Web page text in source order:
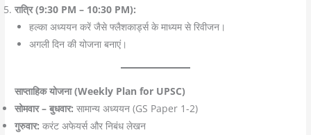
रात्रि (9:30 PM – 10:30 PM):
हल्का अध्ययन करें जैसे फ्लैशकार्ड्स के माध्यम से रिवीजन।
अगली दिन की योजना बनाएं।
साप्ताहिक योजना (Weekly Plan for UPSC)
सोमवार – बुधवार: सामान्य अध्ययन (GS Paper 1-2)
गुरुवार: करंट अफेयर्स और निबंध लेखन